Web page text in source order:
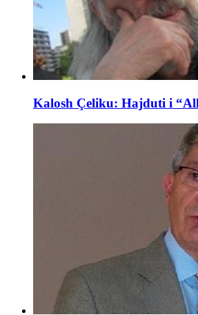
Kalosh Çeliku: Hajduti i